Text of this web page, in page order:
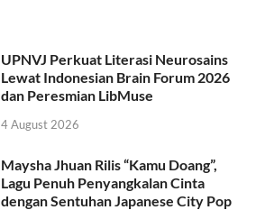
UPNVJ Perkuat Literasi Neurosains
Lewat Indonesian Brain Forum 2026
dan Peresmian LibMuse
4 August 2026
Maysha Jhuan Rilis “Kamu Doang”,
Lagu Penuh Penyangkalan Cinta
dengan Sentuhan Japanese City Pop